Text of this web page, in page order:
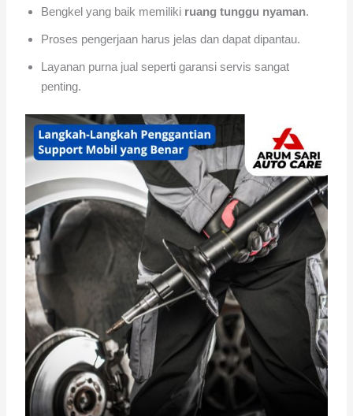
Bengkel yang baik memiliki ruang tunggu nyaman.
Proses pengerjaan harus jelas dan dapat dipantau.
Layanan purna jual seperti garansi servis sangat
penting.